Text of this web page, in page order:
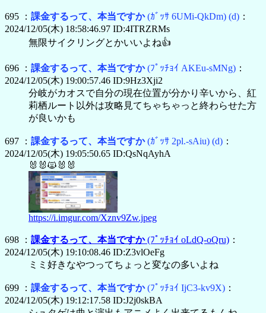
695 ： 課金するって、本当ですか(ｶﾞｯｻ 6UMi-QkDm) (d) ：
2024/12/05(木) 18:58:46.97 ID:4ITRZRMs
無限サイクリングとかいいよね👍
696 ： 課金するって、本当ですか(ﾌﾟｯﾁｮｲ AKEu-sMNg) ：
2024/12/05(木) 19:00:57.46 ID:9Hz3Xji2
分岐がカオスで自分の現在位置が分かり辛いから、紅
莉栖ルート以外は攻略見てちゃちゃっと終わらせた方
が良いかも
697 ： 課金するって、本当ですか(ｶﾞｯｻ 2pl.-sAiu) (d) ：
2024/12/05(木) 19:05:50.65 ID:QsNqAyhA
🐰🐰🙀🐰🐰
https://i.imgur.com/Xznv9Zw.jpeg
698 ： 課金するって、本当ですか(ﾌﾟｯﾁｮｲ oLdQ-oQru) ：
2024/12/05(木) 19:10:08.46 ID:Z3vlOeFg
ミミ好きなやつってちょっと変なの多いよね
699 ： 課金するって、本当ですか(ﾌﾟｯﾁｮｲ IjC3-kv9X) ：
2024/12/05(木) 19:12:17.58 ID:J2j0skBA